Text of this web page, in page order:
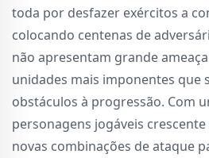
toda por desfazer exércitos a
colocando centenas de
não apresentam grande
unidades mais imponentes que
obstáculos à progressão. Com
personagens jogáveis
novas combinações de ataque